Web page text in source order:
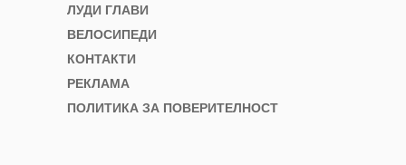
ЛУДИ ГЛАВИ
ВЕЛОСИПЕДИ
КОНТАКТИ
РЕКЛАМА
ПОЛИТИКА ЗА ПОВЕРИТЕЛНОСТ